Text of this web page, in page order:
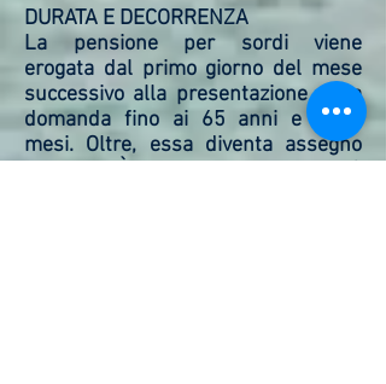
DURATA E DECORRENZA
La pensione per sordi viene
erogata dal primo giorno del mese
successivo alla presentazione della
domanda fino ai 65 anni e sette
mesi. Oltre, essa diventa assegno